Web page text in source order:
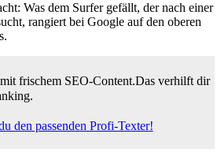
Was dem Surfer gefällt, der nach einer
rangiert bei Google auf den oberen
frischem SEO-Content.Das verhilft dir
den passenden Profi-Texter!